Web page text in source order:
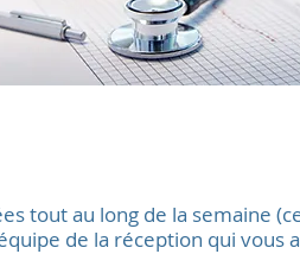
tout au long de la semaine
de la réception qui vous